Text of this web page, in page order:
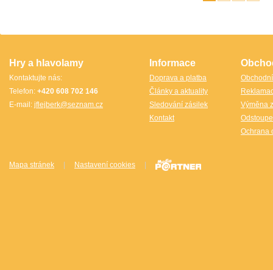
Hry a hlavolamy
Kontaktujte nás:
Telefon: +420 608 702 146
E-mail: jflejberk@seznam.cz
Informace
Doprava a platba
Články a aktuality
Sledování zásilek
Kontakt
Výměna
Ochrana
Mapa stránek | Nastavení cookies |